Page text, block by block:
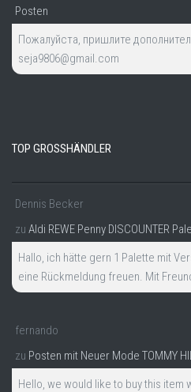
Posten
Пожалуйста, пришлите
seja9806@gmail.com
TOP GROSSHÄNDLER
Dennis Becker
zu Aldi REWE Penny DISCOUNTER
Hallo, ich hätte gern 1 Palette mit
eine Rückmeldung freuen. Mit
fernando
zu Posten mit Neuer Mode TOMMY
Hello, we would like to buy this item